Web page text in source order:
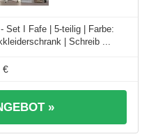
Set I Fafe | 5-teilig | Farbe:
| Schreib ...
€
»